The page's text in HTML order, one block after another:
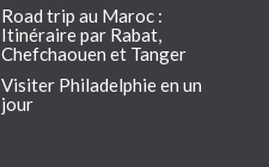
Road trip au Maroc :
Itinéraire par Rabat,
Chefchaouen et Tanger
Visiter Philadelphie en un
jour